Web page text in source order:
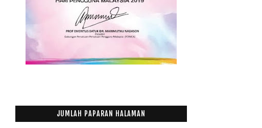
JUMLAH PAPARAN HALAMAN